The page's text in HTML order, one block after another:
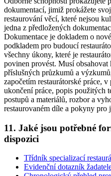
dokumentací, jimiž prokážete
restaurování věcí, které nejsou
jedna z předložených
Dokumentace je dokladem o
podkladem pro budoucí
všechny úkony, které je
povinen provést. Musí
příslušných průzkumů a
započetím restaurátorské práce,
ukončení práce, popis použitých
postupů a materiálů, rozbor a
restaurovaném díle a pokyny pro
11. Jaké jsou potřebné
dispozici
Třídník specializací
Evidenční dotazník